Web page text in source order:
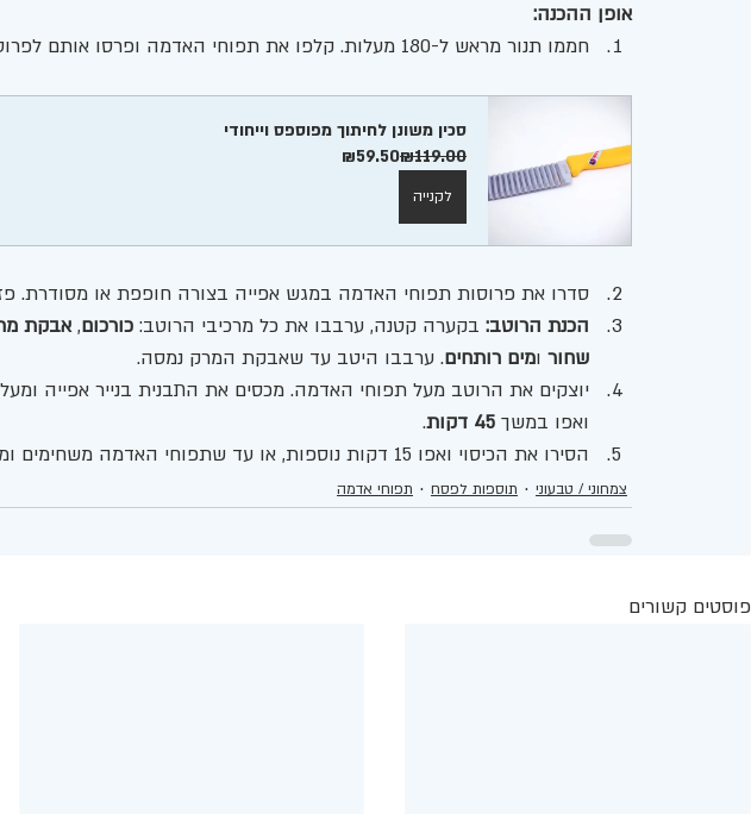
אופן ההכנה:
חממו תנור מראש ל-180 מעלות. קלפו את תפוחי האדמה ופרסו אותם לפרוסות דקות (בעובי של מטבע).
סכין משונן לחיתוך מפוספס וייחודי
₪119.00
₪59.50
לקנייה
סדרו את פרוסות תפוחי האדמה במגש אפייה בצורה חופפת או מסודרת.
הכנת הרוטב: בקערה קטנה, ערבבו את כל מרכיבי הרוטב: כורכום, אבקת
שחור ומים רותחים. ערבבו היטב עד שאבקת המרק נמסה.
יוצקים את הרוטב מעל תפוחי האדמה. מכסים את התבנית בנייר אפייה ומעליו
ואפו במשך 45 דקות
.
הסירו את הכיסוי ואפו 15 דקות נוספות, או עד שתפוחי האדמה משחימים ומקבלים שיזוף יפה. מגישים חם.
צמחוני / טבעוני תוספות לפסח תפוחי אדמה
פוסטים קשורים